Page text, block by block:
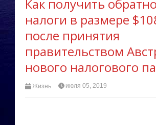
Как получить
налоги в размере
после принятия
правительством
нового налогового
Жизнь июля 05, 2019